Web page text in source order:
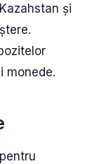
și
monede.